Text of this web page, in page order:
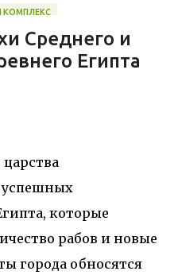
завершилось
жилого комплекса
Callebaut
школы (EAI) в
состоит из
общая площадь 5 364
включая 11
м²). В общей сложности
с учетом
Среднего и
Египта
успешных
которые
рабов и новые
города обносятся